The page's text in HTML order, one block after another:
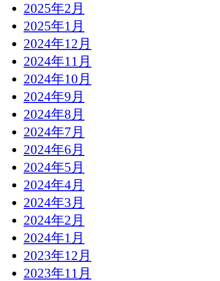
2025年2月
2025年1月
2024年12月
2024年11月
2024年10月
2024年9月
2024年8月
2024年7月
2024年6月
2024年5月
2024年4月
2024年3月
2024年2月
2024年1月
2023年12月
2023年11月